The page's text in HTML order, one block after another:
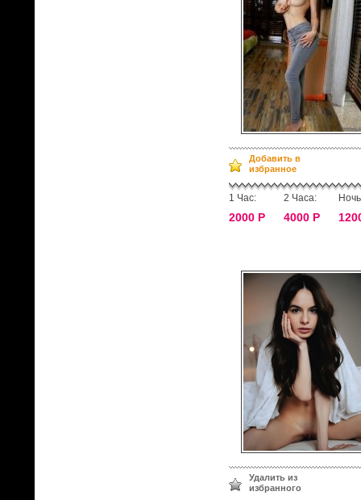
Добавить в
избранное
1 Час:
2000 Р
2 Часа:
4000 Р
Удалить из
избранного